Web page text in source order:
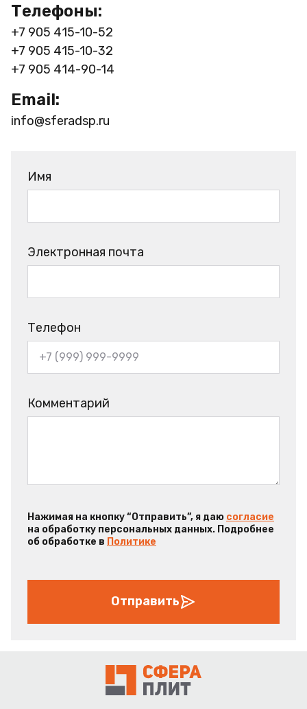
Телефоны:
+7 905 415-10-52
+7 905 415-10-32
+7 905 414-90-14
Email:
info@sferadsp.ru
Имя
Электронная почта
Телефон
Комментарий
Нажимая на кнопку “Отправить”, я даю согласие
на обработку персональных данных. Подробнее
об обработке в Политике
Отправить